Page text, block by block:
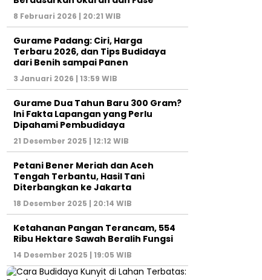
8 Februari 2026 | 20:21 WIB
Gurame Padang: Ciri, Harga
Terbaru 2026, dan Tips Budidaya
dari Benih sampai Panen
3 Januari 2026 | 13:59 WIB
Gurame Dua Tahun Baru 300 Gram?
Ini Fakta Lapangan yang Perlu
Dipahami Pembudidaya
21 Desember 2025 | 12:12 WIB
Petani Bener Meriah dan Aceh
Tengah Terbantu, Hasil Tani
Diterbangkan ke Jakarta
18 Desember 2025 | 20:14 WIB
Ketahanan Pangan Terancam, 554
Ribu Hektare Sawah Beralih Fungsi
14 Desember 2025 | 19:05 WIB